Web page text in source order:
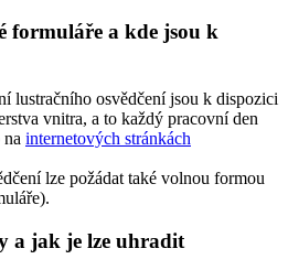
formuláře a kde jsou k
lustračního osvědčení jsou k dispozici
vnitra, a to každý pracovní den
internetových stránkách
lze požádat také volnou formou
a jak je lze uhradit